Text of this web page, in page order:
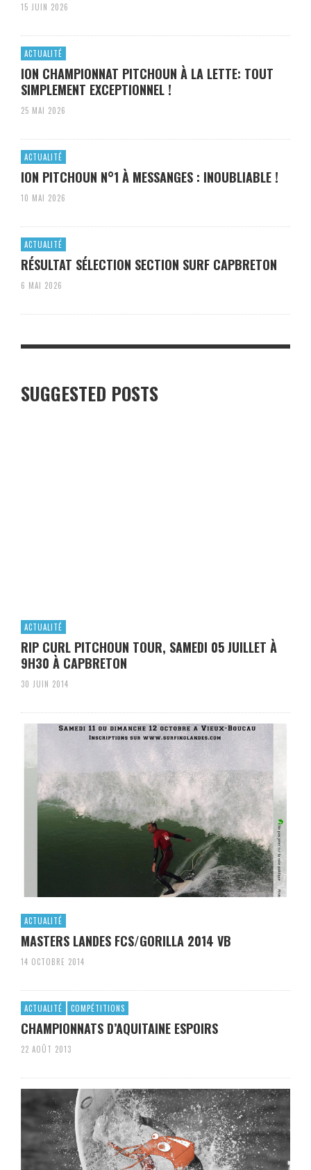
15 JUIN 2026
ACTUALITÉ
ION CHAMPIONNAT PITCHOUN À LA LETTE: TOUT
SIMPLEMENT EXCEPTIONNEL !
25 MAI 2026
ACTUALITÉ
ION PITCHOUN N°1 À MESSANGES : INOUBLIABLE !
10 MAI 2026
ACTUALITÉ
RÉSULTAT SÉLECTION SECTION SURF CAPBRETON
6 MAI 2026
SUGGESTED POSTS
ACTUALITÉ
RIP CURL PITCHOUN TOUR, SAMEDI 05 JUILLET À
9H30 À CAPBRETON
30 JUIN 2014
ACTUALITÉ
MASTERS LANDES FCS/GORILLA 2014 VB
14 OCTOBRE 2014
ACTUALITÉ COMPÉTITIONS
CHAMPIONNATS D’AQUITAINE ESPOIRS
22 AOÛT 2013